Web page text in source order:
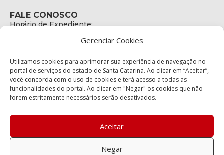
Gerenciar Cookies
Utilizamos cookies para aprimorar sua experiência de navegação no
portal de serviços do estado de Santa Catarina. Ao clicar em “Aceitar”,
você concorda com o uso de cookies e terá acesso a todas as
funcionalidades do portal. Ao clicar em "Negar" os cookies que não
forem estritamente necessários serão desativados.
Aceitar
Negar
FALE CONOSCO
Horário de Expediente:
E-mail:
secretariaexecutiva@cetran.sc.gov.br
ENDEREÇO
Endereço:
Bairro:
Coqueiros, Florianópolis SC
88.080-160